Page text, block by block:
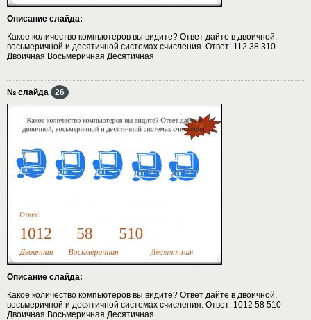
Описание слайда:
Какое количество компьютеров вы видите? Ответ дайте в двоичной,
восьмеричной и десятичной системах счисления. Ответ: 112 38 310
Двоичная Восьмеричная Десятичная
№ слайда 26
Описание слайда:
Какое количество компьютеров вы видите? Ответ дайте в двоичной,
восьмеричной и десятичной системах счисления. Ответ: 1012 58 510
Двоичная Восьмеричная Десятичная